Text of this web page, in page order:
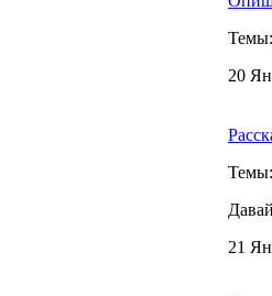
Темы:
20
Темы:
21